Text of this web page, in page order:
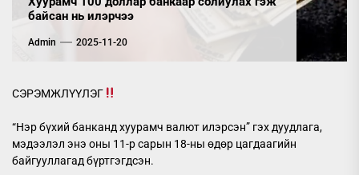
байсан нь илэрчээ
Admin 2025-11-20
СЭРЭМЖЛҮҮЛЭГ
“Нэр бүхий банканд хуурамч валют илэрсэн” гэх дуудлага,
мэдээлэл энэ оны 11-р сарын 18-ны өдөр цагдаагийн
байгууллагад бүртгэгдсэн.